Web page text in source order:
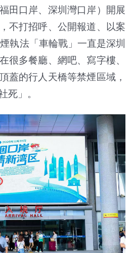
田口岸、深圳灣口岸）開展
不打招呼、公開報道、以案
執法「車輪戰」一直是深圳
很多餐廳、網吧、寫字樓、
蓋的行人天橋等禁煙區域，
死」。